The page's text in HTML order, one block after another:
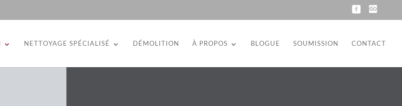
NETTOYAGE SPÉCIALISÉ DÉMOLITION À PROPOS BLOGUE SOUMISSION CONTACT